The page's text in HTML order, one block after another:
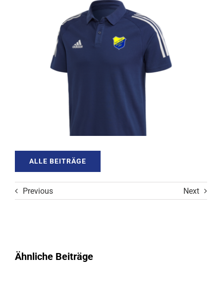
ALLE BEITRÄGE
Previous Next
Ähnliche Beiträge